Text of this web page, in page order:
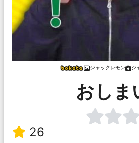
ジャックレモン ジ
おしま
26